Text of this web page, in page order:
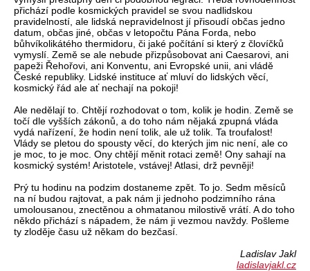
přichází podle kosmických pravidel se svou nadlidskou
pravidelností, ale lidská nepravidelnost jí přisoudí občas jedno
datum, občas jiné, občas v letopočtu Pána Forda, nebo
bůhvíkolikátého thermidoru, či jaké počítání si který z človíčků
vymyslí. Země se ale nebude přizpůsobovat ani Caesarovi, ani
papeži Řehořovi, ani Konventu, ani Evropské unii, ani vládě
České republiky. Lidské instituce ať mluví do lidských věcí,
kosmický řád ale ať nechají na pokoji!
Ale nedělají to. Chtějí rozhodovat o tom, kolik je hodin. Země se
točí dle vyšších zákonů, a do toho nám nějaká zpupná vláda
vydá nařízení, že hodin není tolik, ale už tolik. Ta troufalost!
Vlády se pletou do spousty věcí, do kterých jim nic není, ale co
je moc, to je moc. Ony chtějí měnit rotaci země! Ony sahají na
kosmický systém! Aristotele, vstávej! Atlasi, drž pevněji!
Prý tu hodinu na podzim dostaneme zpět. To jo. Sedm měsíců
na ní budou rajtovat, a pak nám ji jednoho podzimního rána
umolousanou, znectěnou a ohmatanou milostivě vrátí. A do toho
někdo přichází s nápadem, že nám ji vezmou navždy. Pošleme
ty zloděje času už někam do bezčasí.
Ladislav Jakl
ladislavjakl.cz